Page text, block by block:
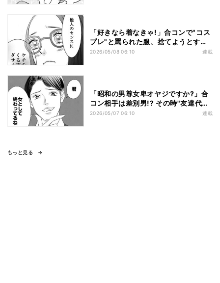
「好きなら着なきゃ!」合コンで"コス
プレ"と罵られた服、捨てようとする
けれど…
2026/05/08 06:10 連載
「昭和の男尊女卑オヤジですか?」合
コン相手は差別男!? その時"友達代
行"は…
2026/05/07 06:10 連載
もっと見る